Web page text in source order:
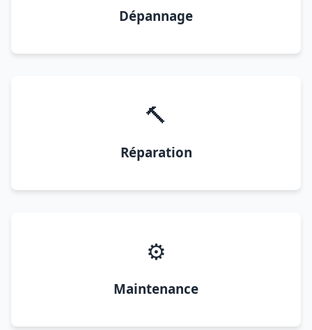
Dépannage
🔨
Réparation
⚙️
Maintenance